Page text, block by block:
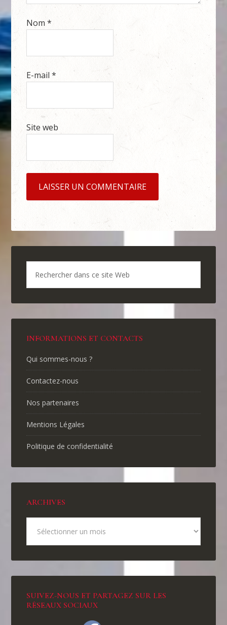
Nom*
E-mail*
Site web
INFORMATIONS ET CONTACTS
Qui sommes-nous ?
Contactez-nous
Nos partenaires
Mentions Légales
Politique de confidentialité
ARCHIVES
SUIVEZ-NOUS ET PARTAGEZ SUR LES
RÉSEAUX SOCIAUX